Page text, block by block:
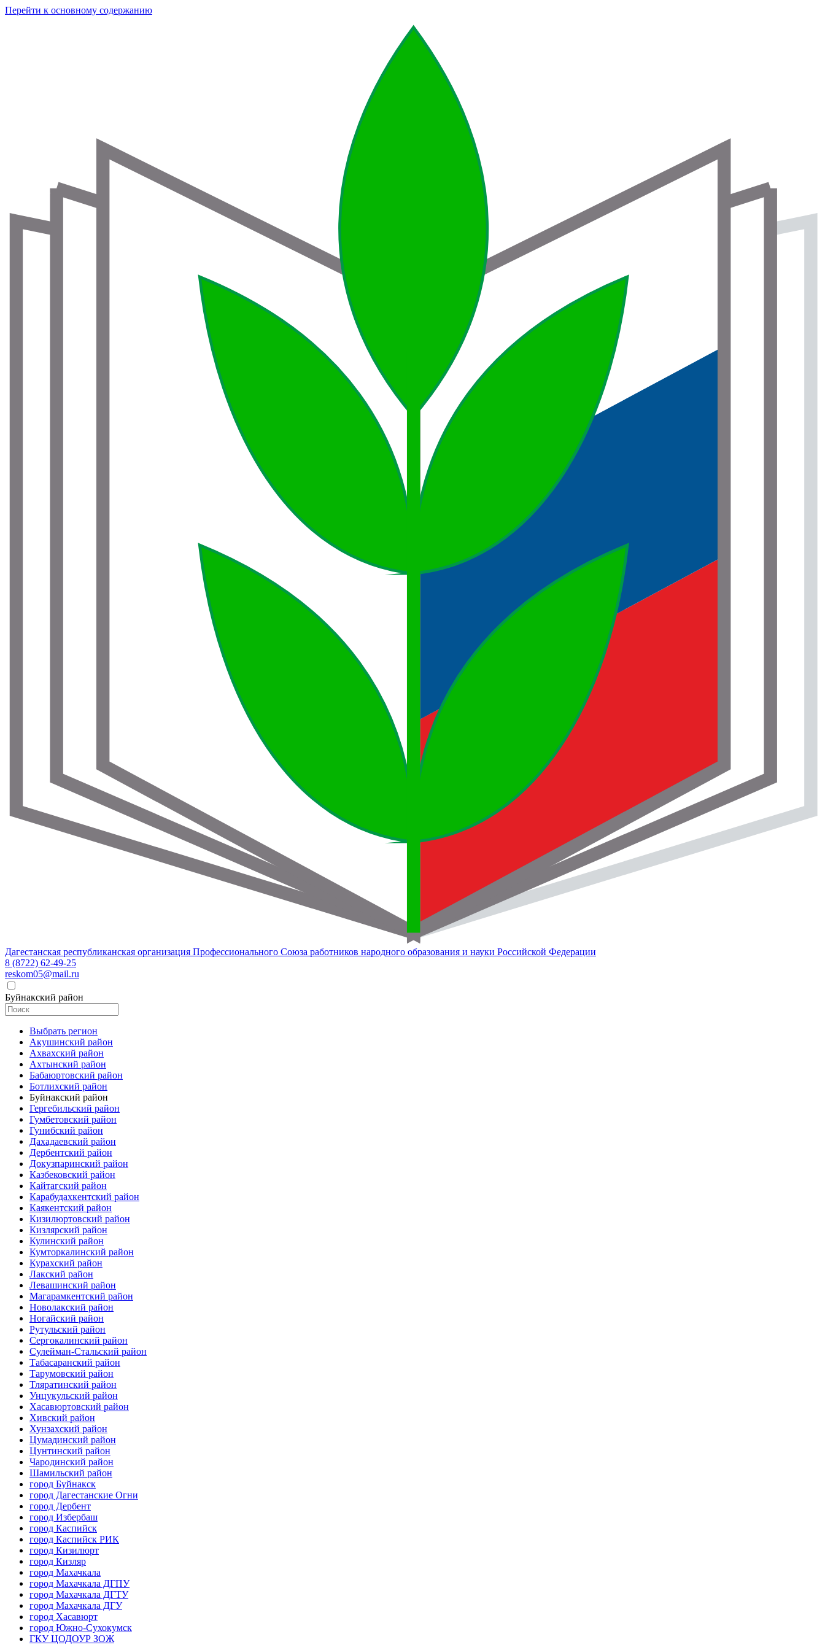
Перейти к основному содержанию
Дагестанская республиканская организация Профессионального Союза работников народного образования и науки Российской Федерации
8 (8722) 62-49-25
reskom05@mail.ru
Буйнакский район
Выбрать регион
Акушинский район
Ахвахский район
Ахтынский район
Бабаюртовский район
Ботлихский район
Буйнакский район
Гергебильский район
Гумбетовский район
Гунибский район
Дахадаевский район
Дербентский район
Докузпаринский район
Казбековский район
Кайтагский район
Карабудахкентский район
Каякентский район
Кизилюртовский район
Кизлярский район
Кулинский район
Кумторкалинский район
Курахский район
Лакский район
Левашинский район
Магарамкентский район
Новолакский район
Ногайский район
Рутульский район
Сергокалинский район
Сулейман-Стальский район
Табасаранский район
Тарумовский район
Тляратинский район
Унцукульский район
Хасавюртовский район
Хивский район
Хунзахский район
Цумадинский район
Цунтинский район
Чародинский район
Шамильский район
город Буйнакск
город Дагестанские Огни
город Дербент
город Избербаш
город Каспийск
город Каспийск РИК
город Кизилюрт
город Кизляр
город Махачкала
город Махачкала ДГПУ
город Махачкала ДГТУ
город Махачкала ДГУ
город Хасавюрт
город Южно-Сухокумск
ГКУ ЦОДОУР ЗОЖ